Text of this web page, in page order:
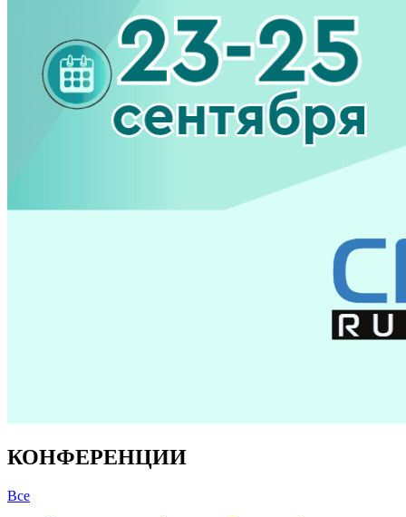
КОНФЕРЕНЦИИ
Все